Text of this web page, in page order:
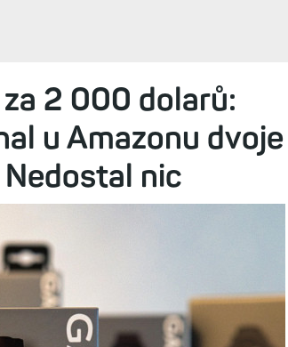
2 000 dolarů:
u Amazonu dvoje
nic